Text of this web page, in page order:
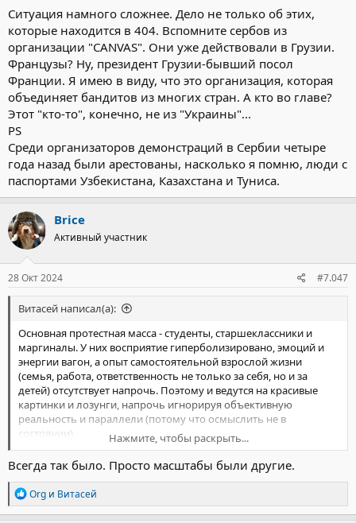
Ситуация намного сложнее. Дело не только об этих,
которые находится в 404. Вспомните сербов из
организации "CANVAS". Они уже действовали в Грузии.
Французы? Ну, президент Грузии-бывший посол
Франции. Я имею в виду, что это организация, которая
объединяет бандитов из многих стран. А кто во главе?
Этот "кто-то", конечно, не из "Украины"...
PS
Среди организаторов демонстраций в Сербии четыре
года назад были арестованы, насколько я помню, люди с
паспортами Узбекистана, Казахстана и Туниса.
Brice
Активный участник
28 Окт 2024 #7.047
Витасей написал(а):
Основная протестная масса - студенты, старшеклассники и
маргиналы. У них восприятие гиперболизировано, эмоций и
энергии вагон, а опыт самостоятельной взрослой жизни
(семья, работа, ответственность не только за себя, но и за
детей) отсутствует напрочь. Поэтому и ведутся на красивые
картинки и лозунги, напрочь игнорируя объективную
реальность и параллели (потому что осмыслить не в
состоянии).
Будете смеяться, но прямо сейчас в головах у очень многих
наших старшеклассников БЧБ фигня. При этом их даже на
обсуждение этих идей вывести сложно, сразу начинается "ты
старый, тебе за N-ное количество лет промыли мозги
телевизором, ты не в состоянии смотреть свежим взглядом, ты
ничего не понимаешь" и прочее вот это вот. Каких-то
Нажмите, чтобы раскрыть...
Всегда так было. Просто масштабы были другие.
Р
е
а
Org и Витасей